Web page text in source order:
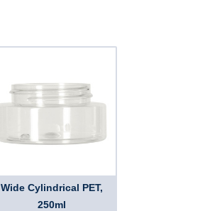
Wide Cylindrical PET,
250ml